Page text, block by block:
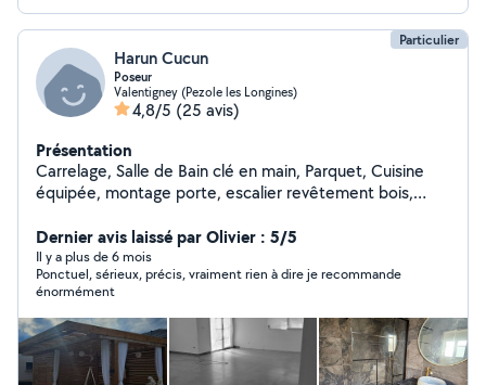
Particulier
Harun Cucun
Poseur
Valentigney (Pezole les Longines)
4,8/5 (25 avis)
Présentation
Carrelage, Salle de Bain clé en main, Parquet, Cuisine
équipée, montage porte, escalier revêtement bois,
mesures, ....
Dernier avis laissé par Olivier : 5/5
Il y a plus de 6 mois
Ponctuel, sérieux, précis, vraiment rien à dire je recommande
énormément